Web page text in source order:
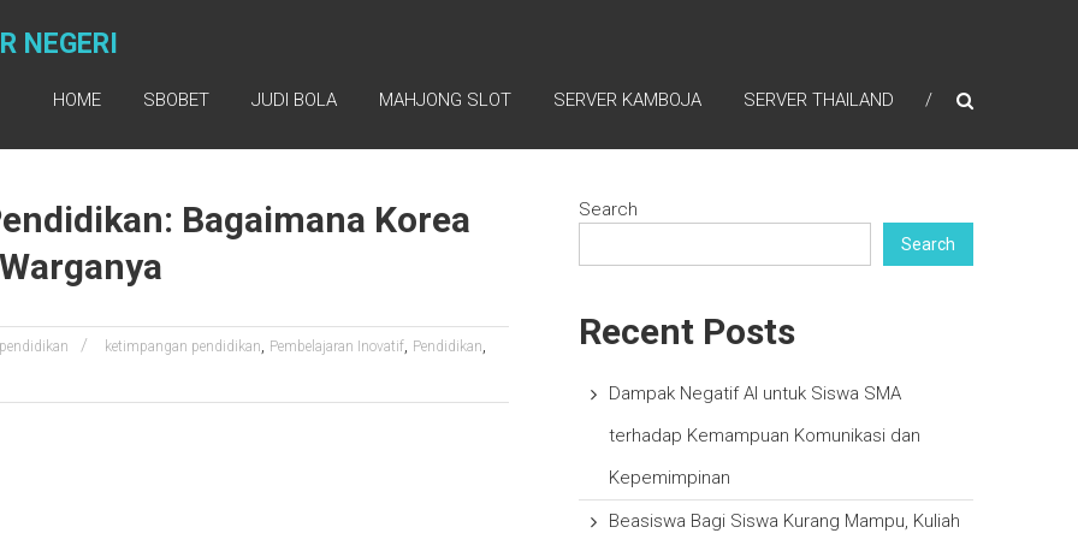
NEGERI
HOME SBOBET JUDI BOLA MAHJONG SLOT SERVER KAMBOJA SERVER THAILAND
Bagaimana Korea
pendidikan ketimpangan pendidikan, Pembelajaran Inovatif, Pendidikan,
Search
Search
Recent Posts
Dampak Negatif AI untuk Siswa SMA
terhadap Kemampuan Komunikasi dan
Kepemimpinan
Beasiswa Bagi Siswa Kurang Mampu, Kuliah